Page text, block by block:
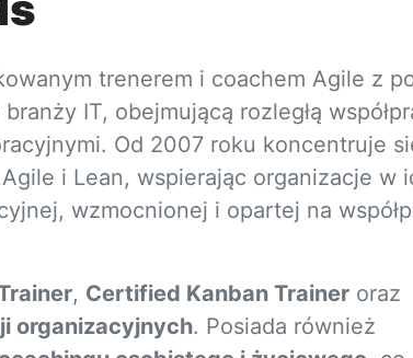
trenerem i coachem Agile z
IT, obejmującą rozległą
Od 2007 roku koncentruje
i Lean, wspierając organizacje w
wzmocnionej i opartej na
, Certified Kanban Trainer oraz
organizacyjnych. Posiada również